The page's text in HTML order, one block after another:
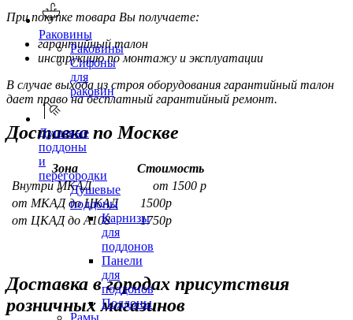
Раковины
Раковины
Сифоны
для
раковин
Душевые
поддоны
и
перегородки
Душевые
поддоны
Карнизы
для
поддонов
Панели
для
поддонов
Поддоны
При покупке товара Вы получаете:
гарантийный талон
инструкцию по монтажу и эксплуатации
В случае выхода из строя оборудования гарантийный талон
дает право на бесплатный гарантийный ремонт.
Доставка по Москве
Зона
Стоимость
Внутри МКАД
от 1500 р
от МКАД до ЦКАД
1500р
от ЦКАД до А108
1750р
Доставка в городах присутствия
розничных магазинов